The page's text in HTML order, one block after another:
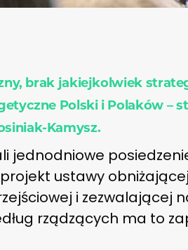
brak jakiejkolwiek
Polski i Polaków –
Kamysz.
jednodniowe
ustawy
i zezwalającej
rządzących ma to